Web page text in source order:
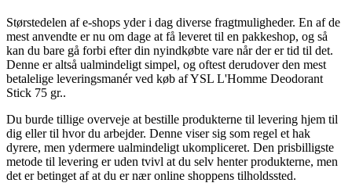
Størstedelen af e-shops yder i dag diverse fragtmuligheder. En af de
mest anvendte er nu om dage at få leveret til en pakkeshop, og så
kan du bare gå forbi efter din nyindkøbte vare når der er tid til det.
Denne er altså ualmindeligt simpel, og oftest derudover den mest
betalelige leveringsmanér ved køb af YSL L'Homme Deodorant
Stick 75 gr..
Du burde tillige overveje at bestille produkterne til levering hjem til
dig eller til hvor du arbejder. Denne viser sig som regel et hak
dyrere, men ydermere ualmindeligt ukompliceret. Den prisbilligste
metode til levering er uden tvivl at du selv henter produkterne, men
det er betinget af at du er nær online shoppens tilholdssted.